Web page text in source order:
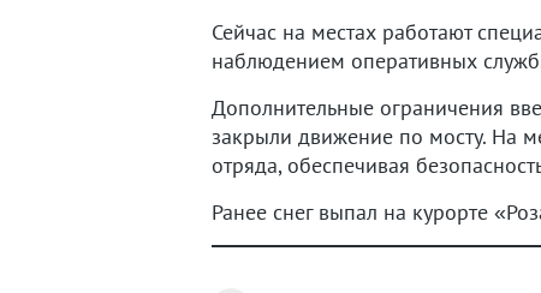
Сейчас на местах работают
наблюдением оперативных
Дополнительные ограничения
закрыли движение по мосту. На
отряда, обеспечивая
Ранее снег выпал на курорте